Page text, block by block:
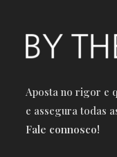
Aposta no rigor e
e assegura todas
Fale connosco!